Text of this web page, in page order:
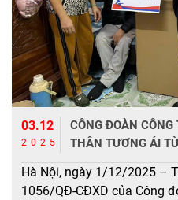
03.12
2025
CÔNG ĐOÀN
THÂN TƯƠNG ÁI
KỲ MỚI
Hà Nội, ngày 1/12/2025 –
1056/QĐ-CĐXD của Công